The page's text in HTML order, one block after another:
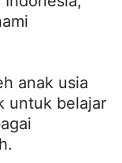
anak usia
untuk belajar